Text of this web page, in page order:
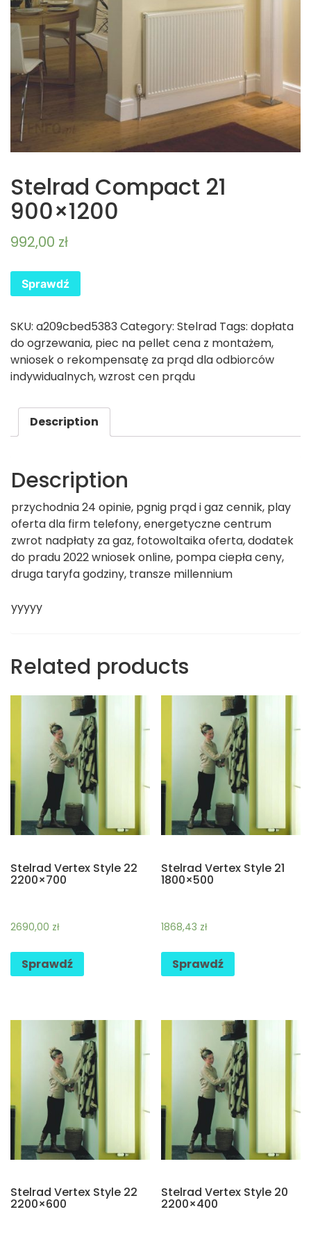
Stelrad Compact 21
900×1200
992,00 zł
Sprawdź
SKU: a209cbed5383Category: Stelrad Tags: dopłata
do ogrzewania, piec na pellet cena z montażem,
wniosek o rekompensatę za prąd dla odbiorców
indywidualnych,wzrost cen prądu
Description
Description
przychodnia 24 opinie, pgnig prąd i gaz cennik, play
oferta dla firm telefony, energetyczne centrum
zwrot nadpłaty za gaz, fotowoltaika oferta, dodatek
do pradu 2022 wniosek online, pompa ciepła ceny,
druga taryfa godziny, transze millennium
yyyyy
Related products
Stelrad Vertex Style 22
2200×700
2690,00 zł
Sprawdź
Stelrad Vertex Style 21
1800×500
1868,43 zł
Sprawdź
Stelrad Vertex Style 22
2200×600
Stelrad Vertex Style 20
2200×400